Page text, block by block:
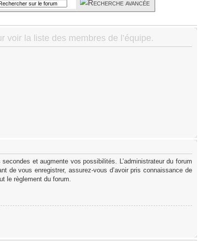
voir la liste des membres de l’équipe.
et augmente vos possibilités. L’administrateur du forum
de vous enregistrer, assurez-vous d’avoir pris connaissance de
le règlement du forum.